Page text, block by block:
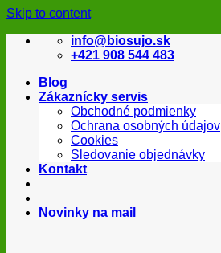
Skip to content
info@biosujo.sk
+421 908 544 483
Blog
Zákaznícky servis
Obchodné podmienky
Ochrana osobných údajov
Cookies
Sledovanie objednávky
Kontakt
Novinky na mail